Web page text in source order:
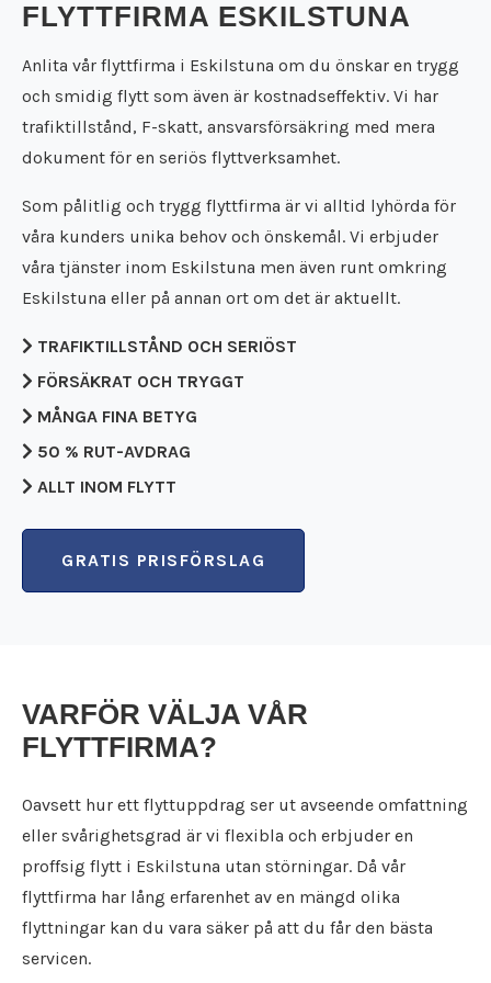
Flyttfirma Falun
Flyttfirma Flen
Flyttfirma Forshaga
Flyttfirma Gnesta
Flyttfirma Götene
Flyttfirma Grums
Flyttfirma Gullspång
Flyttfirma Hällefors
Flyttfirma Hallsberg
Flyttfirma Hammarö
Flyttfirma Hjo
Flyttfirma Jakobsberg
Flyttfirma Kalmar
Flyttfirma Karlsborg
Flyttfirma Karlstad
Flyttfirma Katrineholm
Flyttfirma Kungsängen
Flyttfirma Kungsör
Flyttfirma Lekeberg
Flyttfirma Lidköping
Flyttfirma Linköping
Flyttfirma Ljusnarsberg
Flyttfirma Mariestad
Flyttfirma Motala
Städfirma Falköping
Städfirma Falun
Städfirma Filipstad
Städfirma Gnesta
Städfirma Götene
Städfirma Grums
Städfirma Gullspång
Städfirma Hällefors
Städfirma Hallsberg
Städfirma Hammarö
Städfirma Hjo
Städfirma Huddinge
Städfirma Karlsborg
Städfirma Karlskoga
Städfirma Kil
Städfirma Köping
Städfirma Kungsör
Städfirma Laxå
Städfirma Lekeberg
Städfirma Lindesberg
Städfirma Linköping
Städfirma Ljusnarsberg
Städfirma Mariestad
FLYTTFIRMA ESKILSTUNA
Anlita vår flyttfirma i Eskilstuna om du önskar en trygg
och smidig flytt som även är kostnadseffektiv. Vi har
trafiktillstånd, F-skatt, ansvarsförsäkring med mera
dokument för en seriös flyttverksamhet.
Som pålitlig och trygg flyttfirma är vi alltid lyhörda för
våra kunders unika behov och önskemål. Vi erbjuder
våra tjänster inom Eskilstuna men även runt omkring
Eskilstuna eller på annan ort om det är aktuellt.
TRAFIKTILLSTÅND OCH SERIÖST
FÖRSÄKRAT OCH TRYGGT
MÅNGA FINA BETYG
50 % RUT-AVDRAG
ALLT INOM FLYTT
GRATIS PRISFÖRSLAG
VARFÖR VÄLJA VÅR
FLYTTFIRMA?
Oavsett hur ett flyttuppdrag ser ut avseende omfattning
eller svårighetsgrad är vi flexibla och erbjuder en
proffsig flytt i Eskilstuna utan störningar. Då vår
flyttfirma har lång erfarenhet av en mängd olika
flyttningar kan du vara säker på att du får den bästa
servicen.